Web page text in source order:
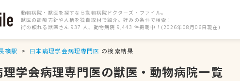
動物病院・獣医を探すなら動物病院ドクターズ・ファイル。
獣医の診療方針や人柄を独自取材で紹介。好みの条件で検索！
街の頼れる獣医さん 937 人、動物病院 9,443 件掲載中！(2026年08月06日現在)
篠駅 日本病理学会病理専門医 の検索結果
学会病理専門医の獣医・動物病院一覧